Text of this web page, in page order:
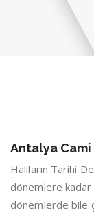
Antalya Cami
Halıların Tarihi
dönemlere kadar
dönemlerde bile